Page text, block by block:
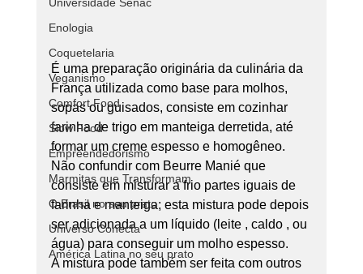
Enologia
Coquetelaria
Veganismo
Comfort Food
Slow Food
Empreendedorismo
Marmitas que Transformam
O Brasil no seu prato
Universo Conecta
América Latina no seu prato
É uma preparação originária da culinária da
França utilizada como base para molhos,
sopas ou guisados, consiste em cozinhar
farinha de trigo em manteiga derretida, até
formar um creme espesso e homogêneo.
Não confundir com Beurre Manié que
consiste em misturar a frio partes iguais de
farinha e manteiga; esta mistura pode depois
ser adicionada a um líquido (leite , caldo , ou
água) para conseguir um molho espesso.
A mistura pode também ser feita com outros